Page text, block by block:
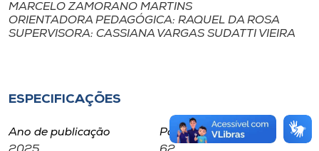
MARCELO ZAMORANO MARTINS
ORIENTADORA PEDAGÓGICA: RAQUEL DA ROSA
SUPERVISORA: CASSIANA VARGAS SUDATTI VIEIRA
ESPECIFICAÇÕES
Ano de publicação
Páginas